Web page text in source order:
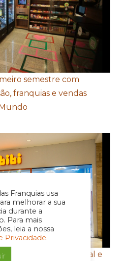
Franquias usa
melhorar a sua
durante a
Para mais
leia a nossa
Privacidade.
semestre com
franquias e vendas
presença internacional e